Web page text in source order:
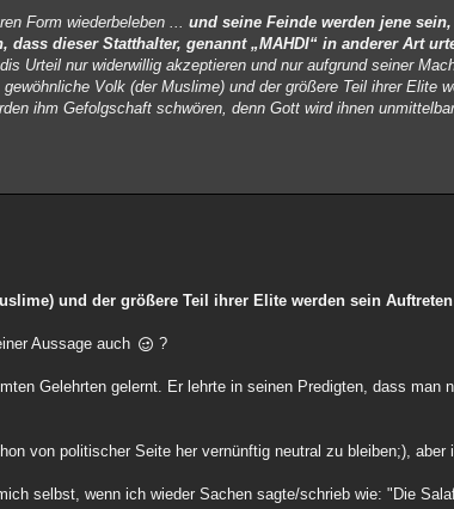
Form wiederbeleben ...und seine Feinde werden jene
dass dieser Statthalter, genannt „MAHDI“ in anderer Art
Urteil nur widerwillig akzeptieren und nur aufgrund seiner
Volk (der Muslime) und der größere Teil ihrer Elite
ihm Gefolgschaft schwören, denn Gott wird ihnen
undder größere Teil ihrer Elite werden sein
Aussage auch ?
Gelehrten gelernt. Er lehrte in seinen Predigten, dass man
von politischer Seite her vernünftig neutral zu bleiben;),
selbst, wenn ich wieder Sachen sagte/schrieb wie: "Die